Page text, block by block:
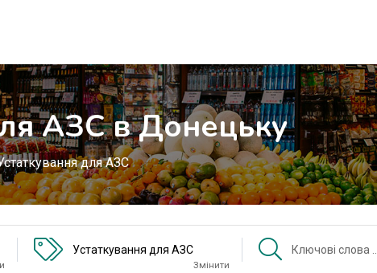
АЗС в Донецьку
для АЗС
Устаткування для АЗС
Змінити